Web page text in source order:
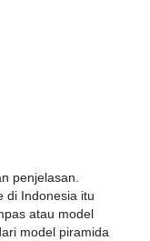
penjelasan.
di Indonesia itu
atau model
model piramida